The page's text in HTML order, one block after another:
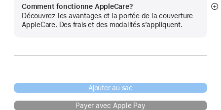
Comment fonctionne AppleCare?
Découvrez les avantages et la portée de la couverture
AppleCare. Des frais et des modalités s’appliquent.
Ajouter au sac
Payer avec Apple Pay